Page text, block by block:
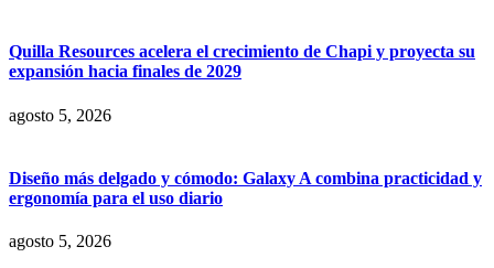
Quilla Resources acelera el crecimiento de Chapi y proyecta su
expansión hacia finales de 2029
agosto 5, 2026
Diseño más delgado y cómodo: Galaxy A combina practicidad y
ergonomía para el uso diario
agosto 5, 2026